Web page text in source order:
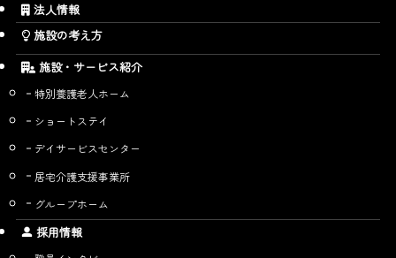
法人情報
施設の考え方
施設・サービス紹介
特別養護老人ホーム
ショートステイ
デイサービスセンター
居宅介護支援事業所
グループホーム
採用情報